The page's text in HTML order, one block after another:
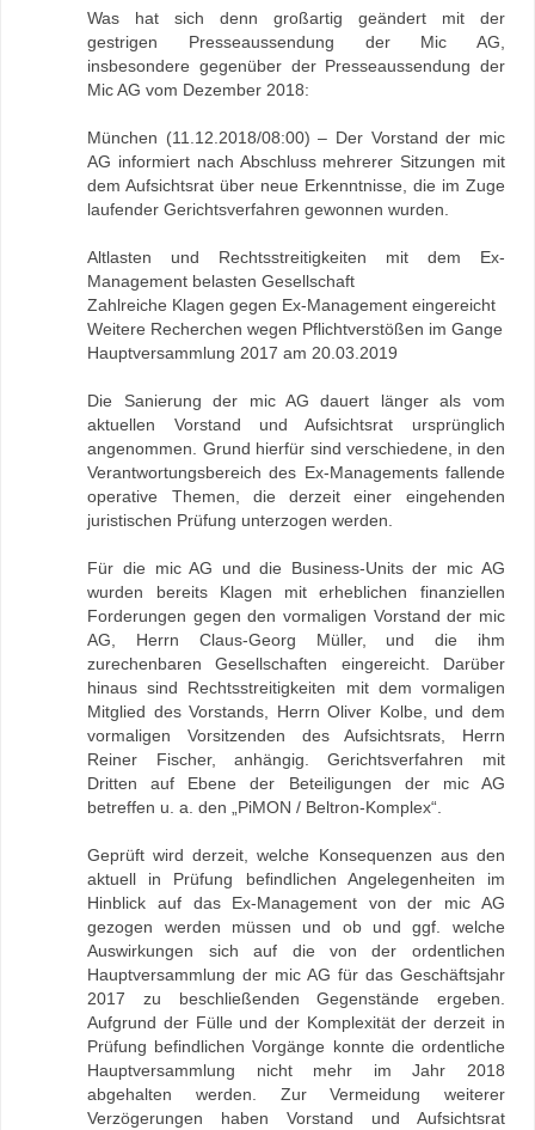
Was hat sich denn großartig geändert mit der
gestrigen Presseaussendung der Mic AG,
insbesondere gegenüber der Presseaussendung der
Mic AG vom Dezember 2018:
München (11.12.2018/08:00) – Der Vorstand der mic
AG informiert nach Abschluss mehrerer Sitzungen mit
dem Aufsichtsrat über neue Erkenntnisse, die im Zuge
laufender Gerichtsverfahren gewonnen wurden.
Altlasten und Rechtsstreitigkeiten mit dem Ex-
Management belasten Gesellschaft
Zahlreiche Klagen gegen Ex-Management eingereicht
Weitere Recherchen wegen Pflichtverstößen im Gange
Hauptversammlung 2017 am 20.03.2019
Die Sanierung der mic AG dauert länger als vom
aktuellen Vorstand und Aufsichtsrat ursprünglich
angenommen. Grund hierfür sind verschiedene, in den
Verantwortungsbereich des Ex-Managements fallende
operative Themen, die derzeit einer eingehenden
juristischen Prüfung unterzogen werden.
Für die mic AG und die Business-Units der mic AG
wurden bereits Klagen mit erheblichen finanziellen
Forderungen gegen den vormaligen Vorstand der mic
AG, Herrn Claus-Georg Müller, und die ihm
zurechenbaren Gesellschaften eingereicht. Darüber
hinaus sind Rechtsstreitigkeiten mit dem vormaligen
Mitglied des Vorstands, Herrn Oliver Kolbe, und dem
vormaligen Vorsitzenden des Aufsichtsrats, Herrn
Reiner Fischer, anhängig. Gerichtsverfahren mit
Dritten auf Ebene der Beteiligungen der mic AG
betreffen u. a. den „PiMON / Beltron-Komplex“.
Geprüft wird derzeit, welche Konsequenzen aus den
aktuell in Prüfung befindlichen Angelegenheiten im
Hinblick auf das Ex-Management von der mic AG
gezogen werden müssen und ob und ggf. welche
Auswirkungen sich auf die von der ordentlichen
Hauptversammlung der mic AG für das Geschäftsjahr
2017 zu beschließenden Gegenstände ergeben.
Aufgrund der Fülle und der Komplexität der derzeit in
Prüfung befindlichen Vorgänge konnte die ordentliche
Hauptversammlung nicht mehr im Jahr 2018
abgehalten werden. Zur Vermeidung weiterer
Verzögerungen haben Vorstand und Aufsichtsrat